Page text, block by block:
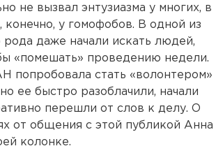
не вызвал энтузиазма у многих, в
конечно, у гомофобов. В одной из
рода даже начали искать людей,
«помешать» проведению недели.
попробовала стать «волонтером»
ее быстро разоблачили, начали
перешли от слов к делу. О
от общения с этой публикой Анна
колонке.